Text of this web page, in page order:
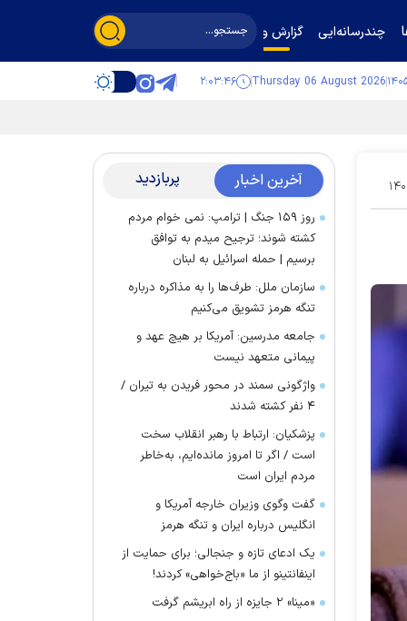
چندرسانه‌ایی گزارش و گفت‌وگو
Thursday 06 August 2026 ۲:۰۳:۴۷
۲۴ آخرین اخبار پربازدید
روز ۱۵۹ جنگ | ترامپ: نمی خوام مردم
کشته شوند؛ ترجیح میدم به توافق
برسیم | حمله اسرائیل به لبنان
سازمان ملل: طرف‌ها را به مذاکره درباره
تنگه هرمز تشویق می‌کنیم
جامعه مدرسین: آمریکا بر هیچ عهد و
پیمانی متعهد نیست
واژگونی سمند در محور فریدن به تیران /
۴ نفر کشته شدند
پزشکیان: ارتباط با رهبر انقلاب سخت
است / اگر تا امروز مانده‌ایم، به‌خاطر
مردم ایران است
گفت وگوی وزیران خارجه آمریکا و
انگلیس درباره ایران و تنگه هرمز
یک ادعای تازه و جنجالی؛ برای حمایت از
اینفانتینو از ما «باج‌خواهی» کردند!
«مینا» ۲ جایزه از راه ابریشم گرفت